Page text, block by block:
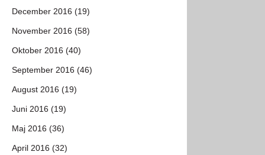
December 2016 (19)
November 2016 (58)
Oktober 2016 (40)
September 2016 (46)
August 2016 (19)
Juni 2016 (19)
Maj 2016 (36)
April 2016 (32)